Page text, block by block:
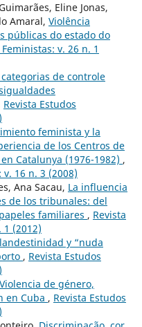
Eline Jonas,
Amaral, Violência
públicas do estado do
v. 26 n. 1
categorias de controle
Revista Estudos
feminista y la
de los Centros de
Catalunya (1976-1982) ,
16 n. 3 (2008)
Ana Sacau, La influencia
de los tribunales: del
familiares , Revista
1 (2012)
y “nuda
, Revista Estudos
Violencia de género,
en Cuba , Revista Estudos